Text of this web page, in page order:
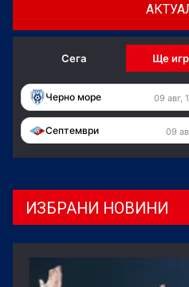
Сега Ще
Черно море 09 авг,
Септември 09
ИЗБРАНИ НОВИНИ